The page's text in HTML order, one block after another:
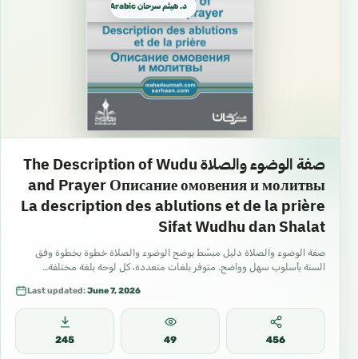
د. هيثم سرحان Arabic العربية
صفة الوضوء والصلاة The Description of Wudu
and Prayer Описание омовения и молитвы
La description des ablutions et de la prière
Sifat Wudhu dan Shalat
صفة الوضوء والصلاة دليل مبسّط يوضح الوضوء والصلاة خطوة بخطوة وفق
السنة بأسلوب سهل وواضح. متوفر بلغات متعددة، كل لوحة بلغة مختلفة…
Last updated:June 7, 2026
245 49 456